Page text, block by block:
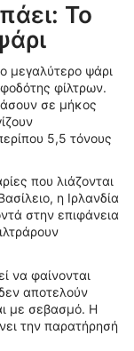
Το
μεγαλύτερο ψάρι
φίλτρων.
σε μήκος
5,5 τόνους
που λιάζονται
η Ιρλανδία
στην επιφάνεια
να φαίνονται
αποτελούν
με σεβασμό. Η
την παρατήρησή